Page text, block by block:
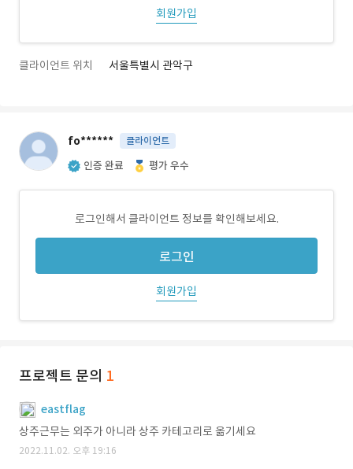
회원가입
클라이언트 위치 서울특별시 관악구
fo****** 클라이언트
인증 완료 평가 우수
로그인해서 클라이언트 정보를 확인해보세요.
로그인
회원가입
프로젝트 문의 1
eastflag
상주근무는 외주가 아니라 상주 카테고리로 옮기세요
2022.11.02. 오후 19:16